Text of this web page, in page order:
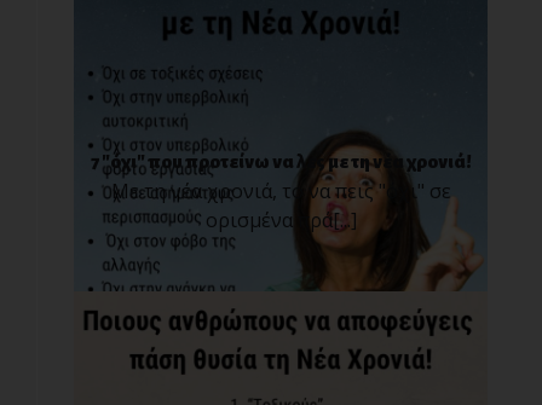
7 "όχι" που προτείνω να λες με τη νέα χρονιά!
Με τη νέα χρονιά, το να πεις "όχι" σε
ορισμένα πρά[...]